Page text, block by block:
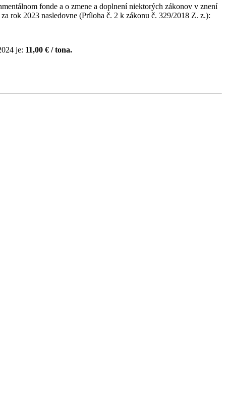
fonde a o zmene a doplnení niektorých zákonov v znení
rok 2023 nasledovne (Príloha č. 2 k zákonu č. 329/2018 Z. z.):
je: 11,00 € / tona.